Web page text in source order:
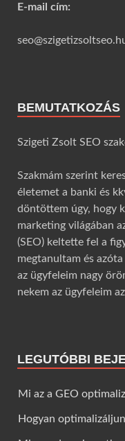
E-mail cím:
BEMUTATKOZÁS
Szigeti Zsolt SEO
Szakmám szerint
életemet a banki és
döntöttem úgy, hogy
marketing világában
(SEO) keltette fel a
megtanultam és
az ügyfeleim nagy
nekem az ügyfeleim
LEGUTÓBBI
Mi az a GEO
Hogyan